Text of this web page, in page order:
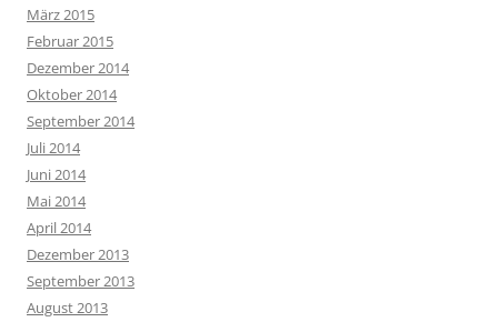
März 2015
Februar 2015
Dezember 2014
Oktober 2014
September 2014
Juli 2014
Juni 2014
Mai 2014
April 2014
Dezember 2013
September 2013
August 2013